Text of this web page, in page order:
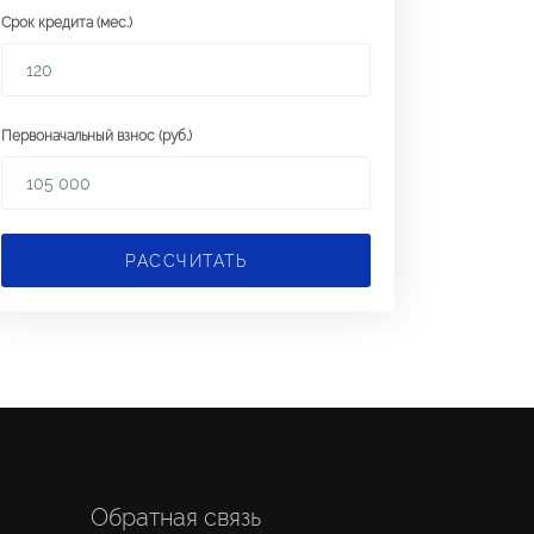
Срок кредита (мес.)
Первоначальный взнос (руб.)
РАССЧИТАТЬ
Обратная связь